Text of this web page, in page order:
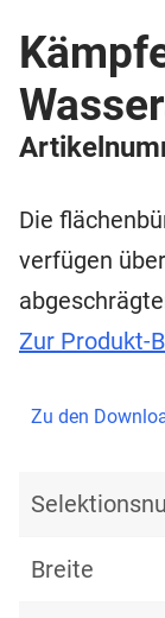
Die
verfügen
Zur Produkt-
Zu den
Breite